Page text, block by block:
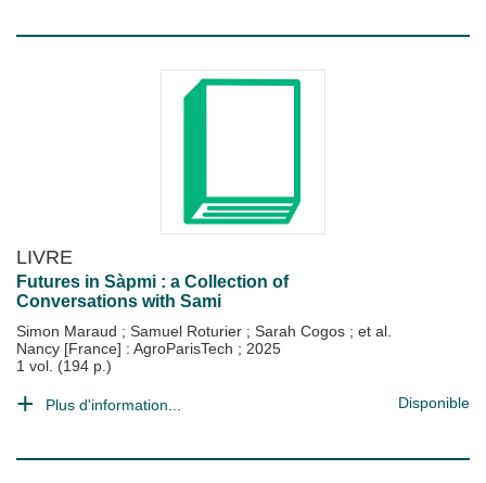
LIVRE
Futures in Sàpmi : a Collection of
Conversations with Sami
Simon Maraud ; Samuel Roturier ; Sarah Cogos ; et al.
Nancy [France] : AgroParisTech ; 2025
1 vol. (194 p.)
Plus d'information... Disponible